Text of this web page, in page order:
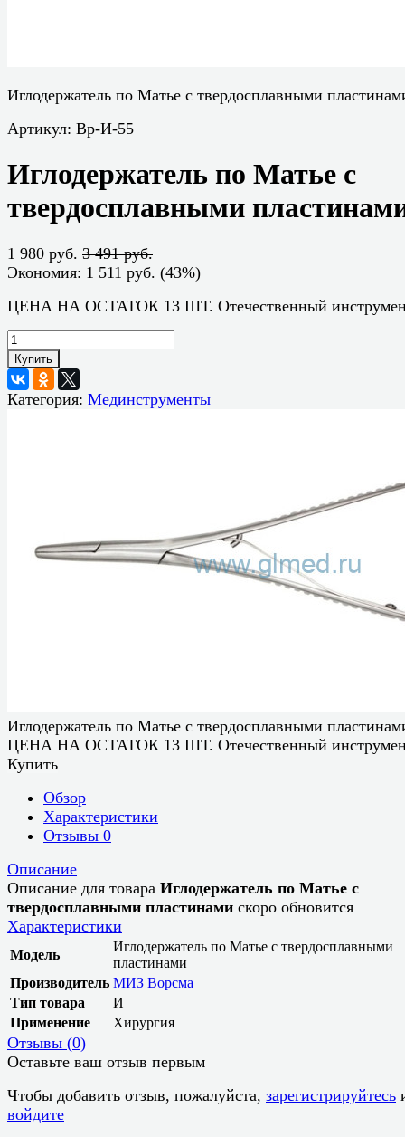
Иглодержатель по Матье с твердосплавными
Артикул: Вр-И-55
Иглодержатель по Матье с
твердосплавными
1 980 руб. 3 491 руб.
Экономия: 1 511 руб. (43%)
ЦЕНА НА ОСТАТОК 13 ШТ. Отечественный
Купить
Категория: Мединструменты
Иглодержатель по Матье с твердосплавными
ЦЕНА НА ОСТАТОК 13 ШТ. Отечественный
Купить
Обзор
Характеристики
Отзывы 0
Описание
Описание для товара Иглодержатель по Матье с
твердосплавными пластинами скоро обновится
Характеристики
Модель
Иглодержатель по Матье с твердосплавными
пластинами
Производитель МИЗ Ворсма
Тип товара
И
Применение
Хирургия
Отзывы (0)
Оставьте ваш отзыв первым
Чтобы добавить отзыв, пожалуйста, зарегистрируйтесь
войдите